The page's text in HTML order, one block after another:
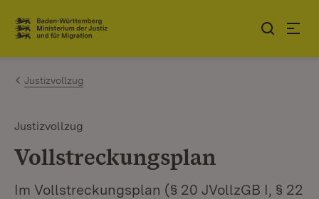
Zum Inhalt springen
Link zur Startseite
Justizvollzug
Justizvollzug
Vollstreckungsplan
Im Vollstreckungsplan (§ 20 JVollzGB I, § 22